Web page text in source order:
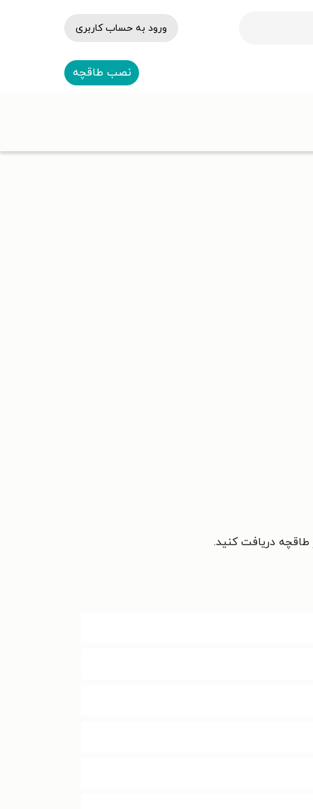
ورود به حساب کاربری
نصب طاقچه
طاقچه دریافت کنید.